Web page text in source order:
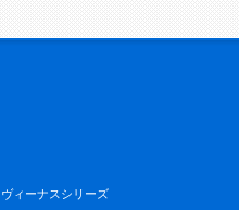
ヴィーナスシリーズ